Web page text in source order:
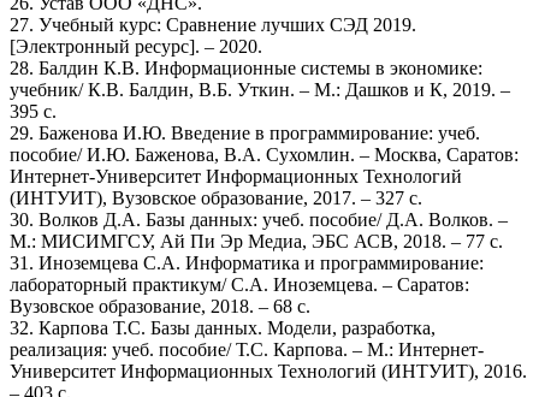
27. Учебный курс: Сравнение лучших СЭД 2019.
[Электронный ресурс]. – 2020.
28. Балдин К.В. Информационные системы в экономике:
учебник/ К.В. Балдин, В.Б. Уткин. – М.: Дашков и К, 2019. –
395 c.
29. Баженова И.Ю. Введение в программирование: учеб.
пособие/ И.Ю. Баженова, В.А. Сухомлин. – Москва, Саратов:
Интернет-Университет Информационных Технологий
(ИНТУИТ), Вузовское образование, 2017. – 327 c.
30. Волков Д.А. Базы данных: учеб. пособие/ Д.А. Волков. –
М.: МИСИМГСУ, Ай Пи Эр Медиа, ЭБС АСВ, 2018. – 77 c.
31. Иноземцева С.А. Информатика и программирование:
лабораторный практикум/ С.А. Иноземцева. – Саратов:
Вузовское образование, 2018. – 68 c.
32. Карпова Т.С. Базы данных. Модели, разработка,
реализация: учеб. пособие/ Т.С. Карпова. – М.: Интернет-
Университет Информационных Технологий (ИНТУИТ), 2016.
– 403 c.